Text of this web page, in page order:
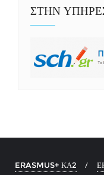
ΣΤΗΝ
ERASMUS+ ΚΑ2